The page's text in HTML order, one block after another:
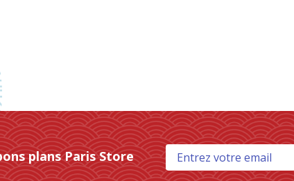
plans Paris Store